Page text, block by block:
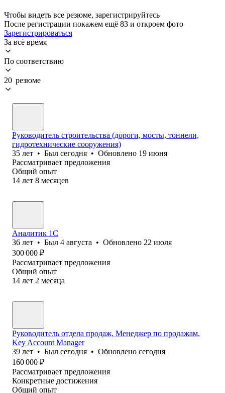
Чтобы видеть все резюме, зарегистрируйтесь
После регистрации покажем ещё 83 и откроем фото
Зарегистрироваться
За всё время
По соответствию
20 резюме
Руководитель строительства (дороги, мосты, тоннели,
гидротехнические сооружения)
35 лет • Был сегодня • Обновлено 19 июня
Рассматривает предложения
Общий опыт
14 лет 8 месяцев
Аналитик 1С
36 лет • Был 4 августа • Обновлено 22 июля
300 000 ₽
Рассматривает предложения
Общий опыт
14 лет 2 месяца
Руководитель отдела продаж, Менеджер по продажам,
Key Account Manager
39 лет • Был сегодня • Обновлено сегодня
160 000 ₽
Рассматривает предложения
Конкретные достижения
Общий опыт